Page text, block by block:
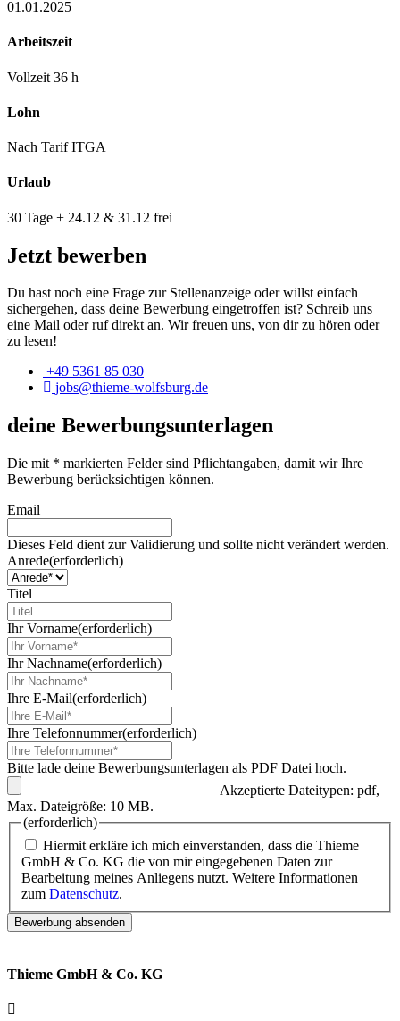
01.01.2025
Arbeitszeit
Vollzeit 36 h
Lohn
Nach Tarif ITGA
Urlaub
30 Tage + 24.12 & 31.12 frei
Jetzt bewerben
Du hast noch eine Frage zur Stellenanzeige oder willst einfach
sichergehen, dass deine Bewerbung eingetroffen ist? Schreib uns
eine Mail oder ruf direkt an. Wir freuen uns, von dir zu hören oder
zu lesen!
+49 5361 85 030
jobs@thieme-wolfsburg.de
deine Bewerbungsunterlagen
Die mit * markierten Felder sind Pflichtangaben, damit wir Ihre
Bewerbung berücksichtigen können.
Email
Dieses Feld dient zur Validierung und sollte nicht verändert werden.
Anrede(erforderlich)
Titel
Ihr Vorname(erforderlich)
Ihr Nachname(erforderlich)
Ihre E-Mail(erforderlich)
Ihre Telefonnummer(erforderlich)
Bitte lade deine Bewerbungsunterlagen als PDF Datei hoch.
Akzeptierte Dateitypen: pdf,
Max. Dateigröße: 10 MB.
(erforderlich)
Hiermit erkläre ich mich einverstanden, dass die Thieme
GmbH & Co. KG die von mir eingegebenen Daten zur
Bearbeitung meines Anliegens nutzt. Weitere Informationen
zum Datenschutz.
Thieme GmbH & Co. KG